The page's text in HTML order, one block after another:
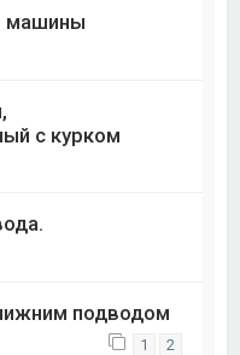
машины
с курком
подводом
1 2